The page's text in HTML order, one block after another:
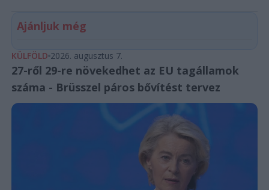
Ajánljuk még
KÜLFÖLD 2026. augusztus 7.
27-ről 29-re növekedhet az EU tagállamok
száma - Brüsszel páros bővítést tervez